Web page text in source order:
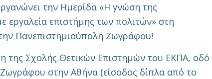
την Ημερίδα «Η γνώση της
εργαλεία επιστήμης των πολιτών» στη
Πανεπιστημιούπολη Ζωγράφου!
της Σχολής Θετικών Επιστημών του ΕΚΠΑ, οδό
στην Αθήνα (είσοδος δίπλα από το